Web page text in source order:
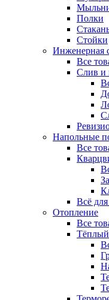
Полки
Стойки
Инженерная
Все
Слив и
Напольные
Все
Всё
Отопление
Все